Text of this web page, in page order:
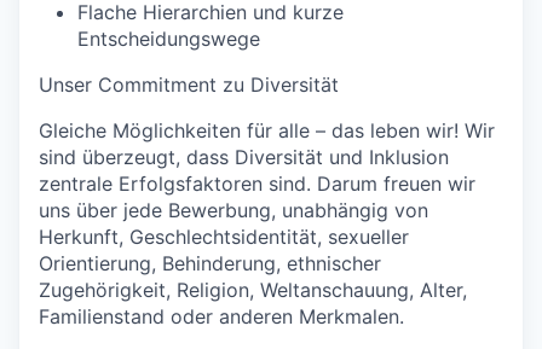
Flache Hierarchien und kurze
Entscheidungswege
Unser Commitment zu Diversität
Gleiche Möglichkeiten für alle – das leben wir! Wir
sind überzeugt, dass Diversität und Inklusion
zentrale Erfolgsfaktoren sind. Darum freuen wir
uns über jede Bewerbung, unabhängig von
Herkunft, Geschlechtsidentität, sexueller
Orientierung, Behinderung, ethnischer
Zugehörigkeit, Religion, Weltanschauung, Alter,
Familienstand oder anderen Merkmalen.